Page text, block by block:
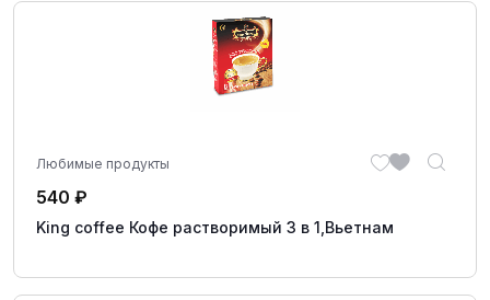
Любимые продукты
540 ₽
King coffee Кофе растворимый 3 в 1,Вьетнам